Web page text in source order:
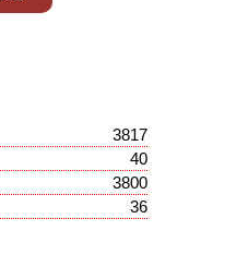
3817
40
3800
36